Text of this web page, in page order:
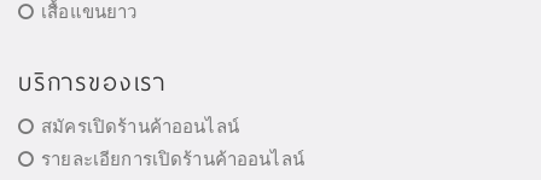
เสื้อแขนยาว
บริการของเรา
สมัครเปิดร้านค้าออนไลน์
รายละเอียการเปิดร้านค้าออนไลน์